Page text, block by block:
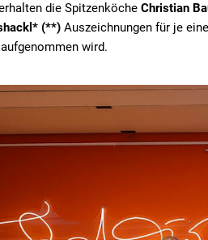
die Spitzenköche Christian
(**) Auszeichnungen für je
wird.